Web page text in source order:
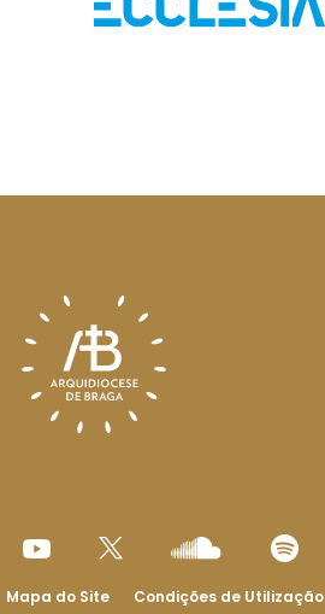
Mapa do Site Condições de Utilização